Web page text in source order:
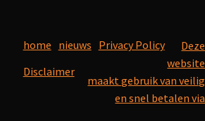
home nieuws Privacy Policy
Disclaimer
Deze
website
maakt gebruik van veilig
en snel betalen via